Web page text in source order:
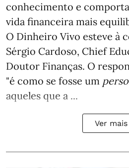
conhecimento e
vida financeira mais
O Dinheiro Vivo esteve à
Sérgio Cardoso, Chief
Doutor Finanças. O
"é como se fosse um
aqueles que a ...
Ver mais